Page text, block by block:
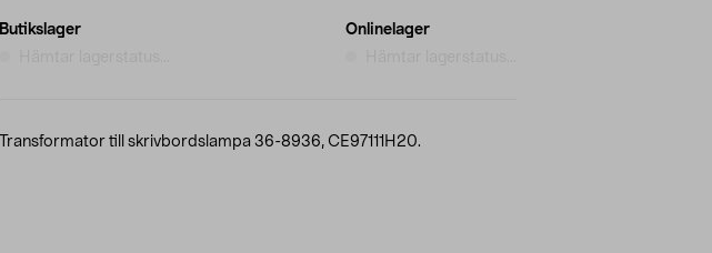
Butikslager
Onlinelager
Transformator till skrivbordslampa 36-8936, CE97111H20.